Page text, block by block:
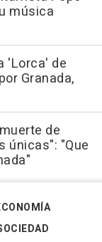
música
'Lorca' de
Granada,
de
únicas": "Que